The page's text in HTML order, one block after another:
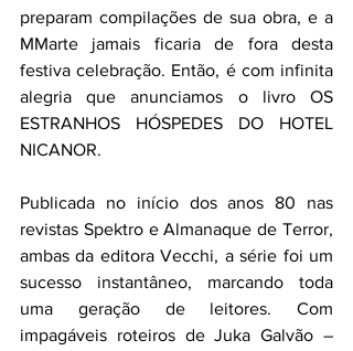
preparam compilações de sua obra, e a
MMarte jamais ficaria de fora desta
festiva celebração. Então, é com infinita
alegria que anunciamos o livro OS
ESTRANHOS HÓSPEDES DO HOTEL
NICANOR.
Publicada no início dos anos 80 nas
revistas Spektro e Almanaque de Terror,
ambas da editora Vecchi, a série foi um
sucesso instantâneo, marcando toda
uma geração de leitores. Com
impagáveis roteiros de Juka Galvão –